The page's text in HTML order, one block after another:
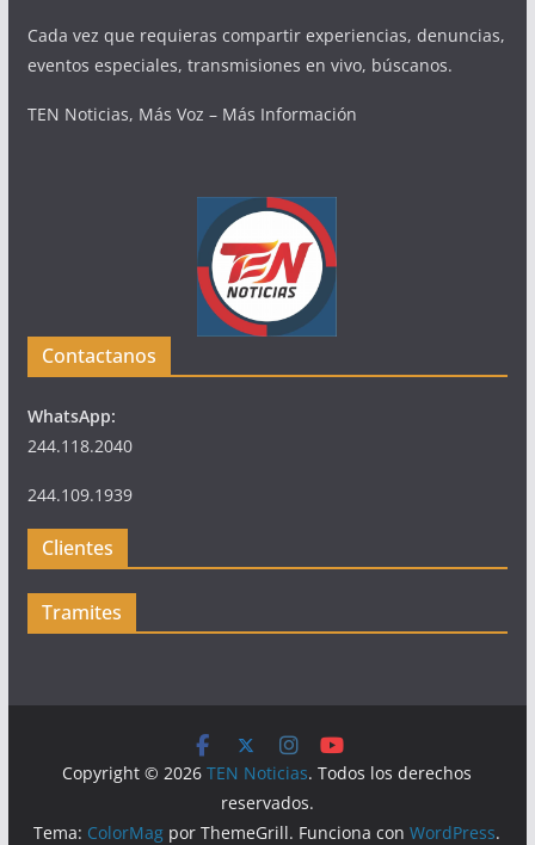
Cada vez que requieras compartir experiencias, denuncias,
eventos especiales, transmisiones en vivo, búscanos.
TEN Noticias, Más Voz – Más Información
Contactanos
WhatsApp:
244.118.2040
244.109.1939
Clientes
Tramites
Copyright © 2026TEN Noticias. Todos los derechos
reservados.
Tema: ColorMag por ThemeGrill. Funciona conWordPress.